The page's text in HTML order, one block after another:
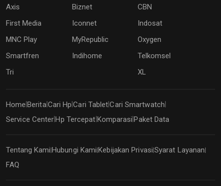
Axis Biznet
CBN
First Media
Iconnet
Indosat
MNC Play
MyRepublic
Oxygen
Smartfren
Indihome
Telkomsel
Tri
XL
Home Berita Cari Hp |Cari Tablet|Cari Smartwatch
Service Center|Hp Tercepat Komparasi |Paket Data
Tentang Kami|Hubungi Kami|Kebijakan Privasi|Syarat Layanan|
FAQ